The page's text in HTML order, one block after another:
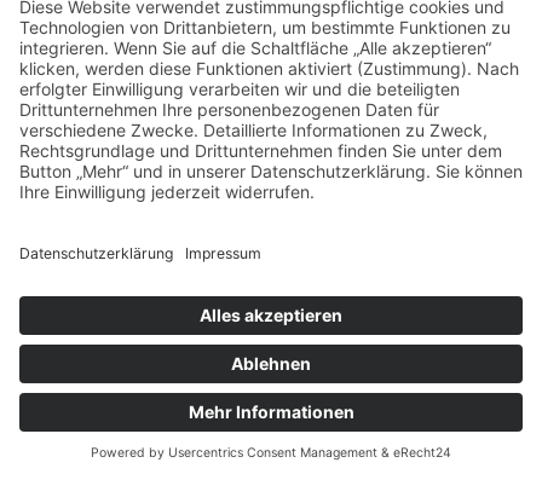
Über uns
Versandbedingungen
Widerrufsbelehrung
Datenschutz
Impressum
AGB & Kundeninfos
Vertrag widerrufen